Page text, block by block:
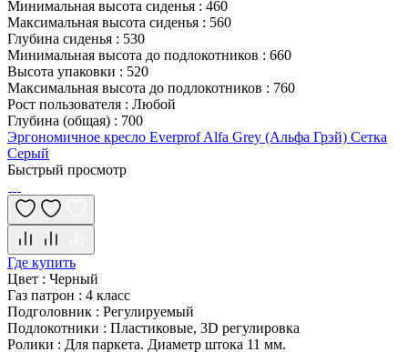
Минимальная высота сиденья : 460
Максимальная высота сиденья : 560
Глубина сиденья : 530
Минимальная высота до подлокотников : 660
Высота упаковки : 520
Максимальная высота до подлокотников : 760
Рост пользователя : Любой
Глубина (общая) : 700
Эргономичное кресло Everprof Alfa Grey (Альфа Грэй) Сетка
Серый
Быстрый просмотр
Где купить
Цвет : Черный
Газ патрон : 4 класс
Подголовник : Регулируемый
Подлокотники : Пластиковые, 3D регулировка
Ролики : Для паркета. Диаметр штока 11 мм.